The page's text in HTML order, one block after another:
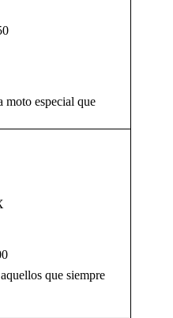
moto especial que
que siempre